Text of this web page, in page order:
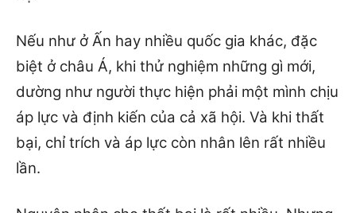
Nếu như ở Ấn hay nhiều quốc gia khác, đặc
biệt ở châu Á, khi thử nghiệm những gì mới,
dường như người thực hiện phải một mình chịu
áp lực và định kiến của cả xã hội. Và khi thất
bại, chỉ trích và áp lực còn nhân lên rất nhiều
lần.